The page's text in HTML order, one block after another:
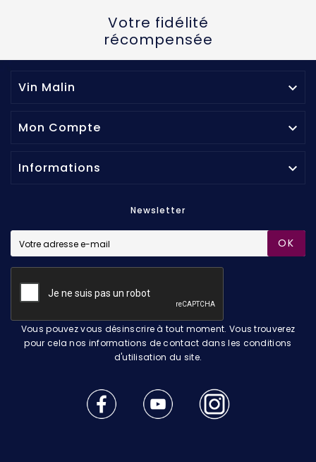
Votre fidélité
récompensée
Vin Malin 
Mon Compte 
Informations 
Newsletter
OK
Vous pouvez vous désinscrire à tout moment. Vous trouverez
pour cela nos informations de contact dans les conditions
d'utilisation du site.